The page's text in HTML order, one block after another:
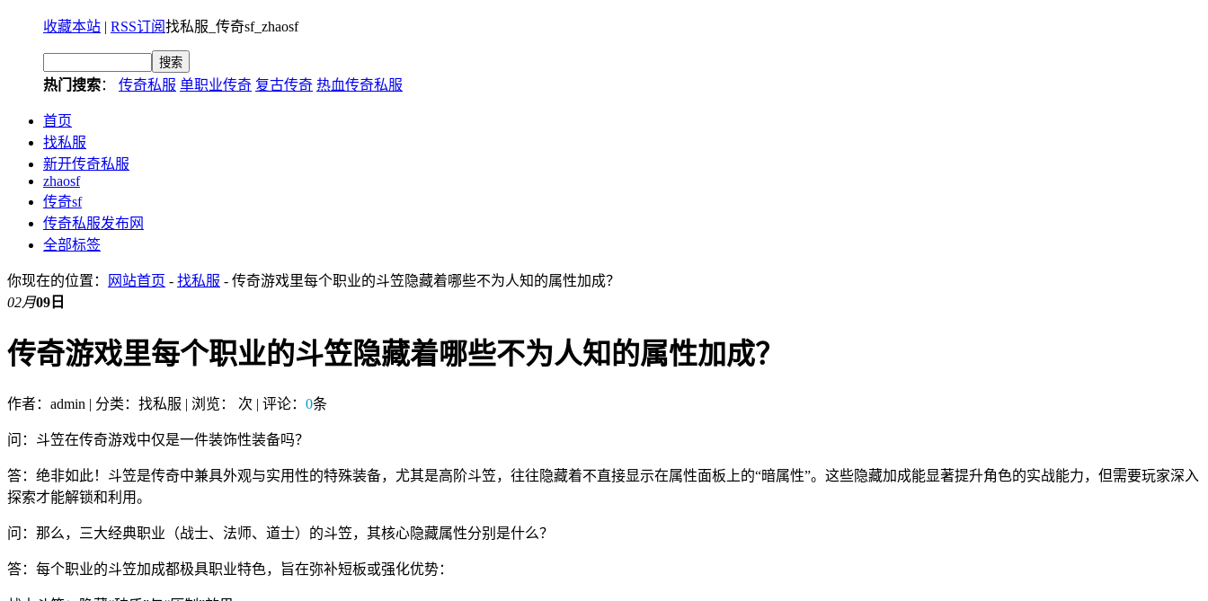
收藏本站 | RSS订阅找私服_传奇sf_zhaosf
热门搜索： 传奇私服 单职业传奇 复古传奇 热血传奇私服
首页
找私服
新开传奇私服
zhaosf
传奇sf
传奇私服发布网
全部标签
你现在的位置： 网站首页 - 找私服 - 传奇游戏里每个职业的斗笠隐藏着哪些不为人知的属性加成？
02月09日
传奇游戏里每个职业的斗笠隐藏着哪些不为人知的属性加成？
作者：admin | 分类：找私服 | 浏览： 次 | 评论： 0条
问：斗笠在传奇游戏中仅是一件装饰性装备吗？
答：绝非如此！斗笠是传奇中兼具外观与实用性的特殊装备，尤其是高阶斗笠，往往隐藏着不直接显示在属性面板上的“暗属性”。这些隐藏加成能显著提升角色的实战能力，但需要玩家深入
探索才能解锁和利用。
问：那么，三大经典职业（战士、法师、道士）的斗笠，其核心隐藏属性分别是什么？
答：每个职业的斗笠加成都极具职业特色，旨在弥补短板或强化优势：